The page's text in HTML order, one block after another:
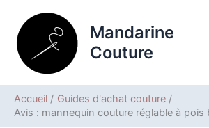
contenu
Mandarine
Couture
Accueil
Guides d'achat couture
Avis : mannequin couture réglable à pois